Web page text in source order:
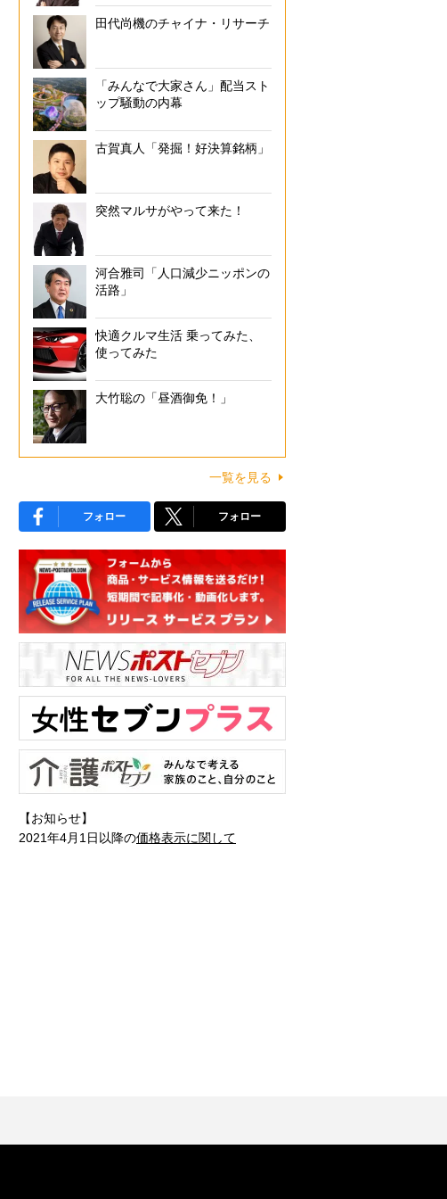
田代尚機のチャイナ・リサーチ
「みんなで大家さん」配当スト
ップ騒動の内幕
古賀真人「発掘！好決算銘柄」
突然マルサがやって来た！
河合雅司「人口減少ニッポンの
活路」
快適クルマ生活 乗ってみた、
使ってみた
大竹聡の「昼酒御免！」
一覧を見る
フォロー フォロー
【お知らせ】
2021年4月1日以降の価格表示に関して